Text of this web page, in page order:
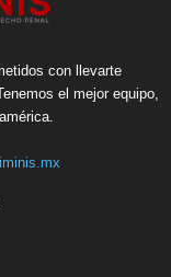
con llevarte
el mejor equipo,